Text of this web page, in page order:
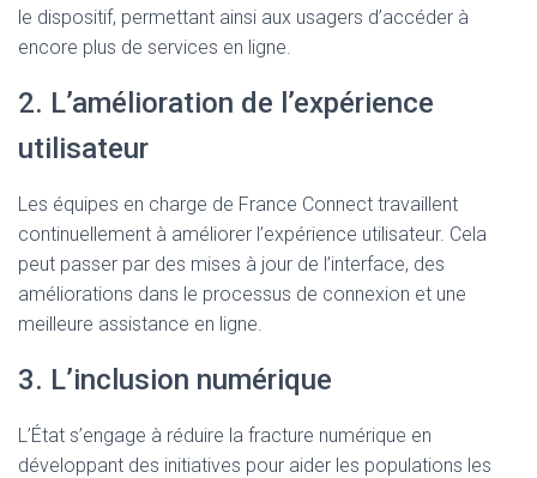
le dispositif, permettant ainsi aux usagers d’accéder à
encore plus de services en ligne.
2. L’amélioration de l’expérience
utilisateur
Les équipes en charge de France Connect travaillent
continuellement à améliorer l’expérience utilisateur. Cela
peut passer par des mises à jour de l’interface, des
améliorations dans le processus de connexion et une
meilleure assistance en ligne.
3. L’inclusion numérique
L’État s’engage à réduire la fracture numérique en
développant des initiatives pour aider les populations les